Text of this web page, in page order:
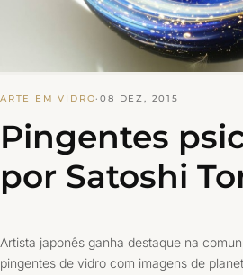
ARTE EM VIDRO·08 DEZ, 2015
Pingentes
por Satoshi
Artista japonês ganha destaque na
pingentes de vidro com imagens de